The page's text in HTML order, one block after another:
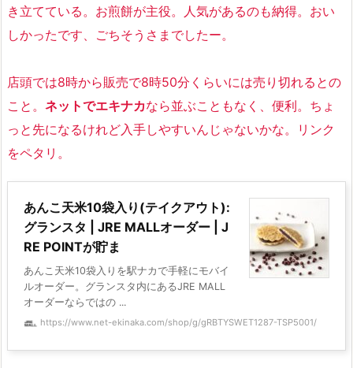
き立てている。 お煎餅が主役。人気があるのも納得。おい
しかったです、ごちそうさまでしたー。
店頭では8時から販売で8時50分くらいには売り切れるとの
こと。 ネットでエキナカなら並ぶこともなく、便利。ちょ
っと先になるけれど入手しやすいんじゃないかな。リンク
をペタリ。
あんこ天米10袋入り(テイクアウト):
グランスタ | JRE MALLオーダー | J
RE POINTが貯ま
あんこ天米10袋入りを駅ナカで手軽にモバイ
ルオーダー。グランスタ内にあるJRE MALL
オーダーならではの ...
https://www.net-ekinaka.com/shop/g/gRBTYSWET1287-TSP5001/